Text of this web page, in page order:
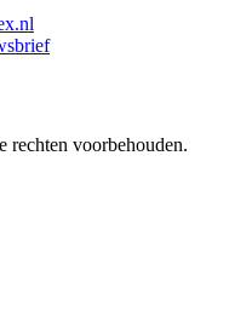
voorbehouden.